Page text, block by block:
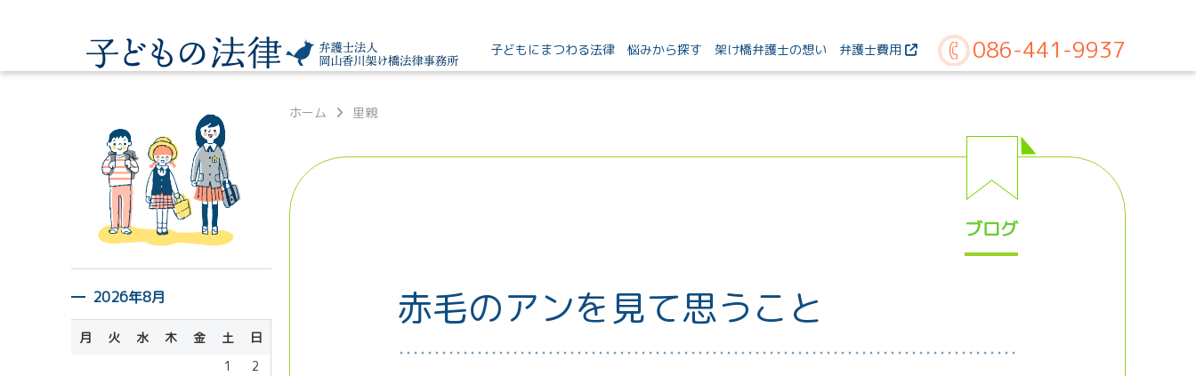
子どもにまつわる法律 悩みから探す 架け橋弁護士の想い 弁護士費用 086-441-9937
ホーム 里親
ブログ
赤毛のアンを見て思うこと
2026年8月
月 火 水 木 金 土
日
1
2